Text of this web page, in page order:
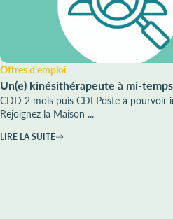
Offres d'emploi
Un(e) kinésithérapeute à mi-temps
CDD 2 mois puis CDI Poste à pourvoir
Rejoignez la Maison ...
LIRE LA SUITE